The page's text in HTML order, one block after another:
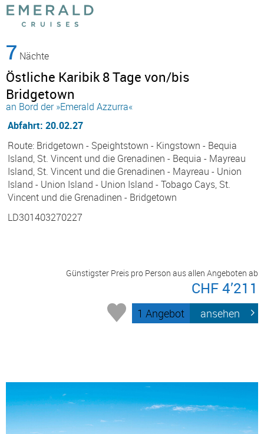
7 Nächte
Östliche Karibik 8 Tage von/bis
Bridgetown
an Bord der »Emerald Azzurra«
Abfahrt: 20.02.27
Route: Bridgetown - Speightstown - Kingstown - Bequia
Island, St. Vincent und die Grenadinen - Bequia - Mayreau
Island, St. Vincent und die Grenadinen - Mayreau - Union
Island - Union Island - Union Island - Tobago Cays, St.
Vincent und die Grenadinen - Bridgetown
LD301403270227
Günstigster Preis pro Person aus allen Angeboten ab
CHF 4’211
1 Angebot ansehen